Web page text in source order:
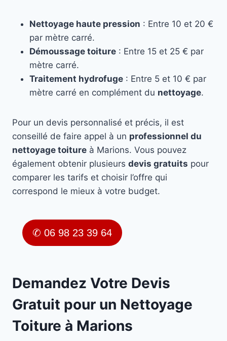
Nettoyage haute pression : Entre 10 et 20 €
par mètre carré.
Démoussage toiture : Entre 15 et 25 € par
mètre carré.
Traitement hydrofuge : Entre 5 et 10 € par
mètre carré en complément du nettoyage.
Pour un devis personnalisé et précis, il est
conseillé de faire appel à un professionnel du
nettoyage toiture à Marions. Vous pouvez
également obtenir plusieurs devis gratuits pour
comparer les tarifs et choisir l’offre qui
correspond le mieux à votre budget.
✆ 06 98 23 39 64
Demandez Votre Devis
Gratuit pour un Nettoyage
Toiture à Marions